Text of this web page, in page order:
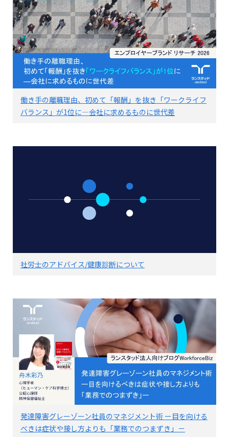
働き手の離職理由、初めて「報酬」を抜き「ワークライフ
バランス」が1位に―会社に求めるものに世代差
社労士のアドバイス/健康診断について
発達障害グレーゾーン社員のマネジメント術 ー目を向ける
べきは症状や接し方よりも「業務でのつまずき」－